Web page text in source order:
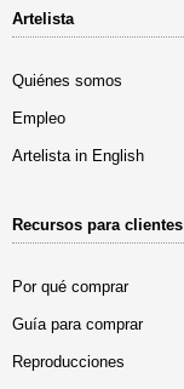
Artelista
Quiénes somos
Empleo
Artelista in English
Recursos para clientes
Por qué comprar
Guía para comprar
Reproducciones